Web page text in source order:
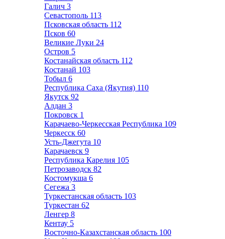
Галич 3
Севастополь 113
Псковская область 112
Псков 60
Великие Луки 24
Остров 5
Костанайская область 112
Костанай 103
Тобыл 6
Республика Саха (Якутия) 110
Якутск 92
Алдан 3
Покровск 1
Карачаево-Черкесская Республика 109
Черкесск 60
Усть-Джегута 10
Карачаевск 9
Республика Карелия 105
Петрозаводск 82
Костомукша 6
Сегежа 3
Туркестанская область 103
Туркестан 62
Ленгер 8
Кентау 5
Восточно-Казахстанская область 100